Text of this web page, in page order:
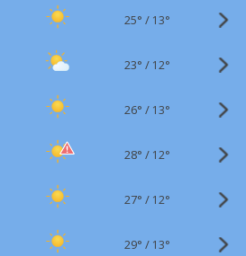
25° / 13°
23° / 12°
26° / 13°
28° / 12°
27° / 12°
29° / 13°